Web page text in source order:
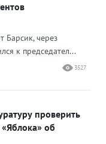
Барсик, через
к председател...
3527
проверить
об